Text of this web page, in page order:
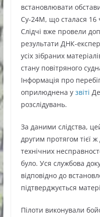
встановлювати
Су-24М, що сталася 16
Слідчі вже провели
результати ДНК-
усіх зібраних
стану повітряного
Інформація про
оприлюднена у звіті
розслідувань.
За даними слідства,
другим протягом тієї
технічних
було. Уся службова
відповідно до
підтверджується
Пілоти виконували